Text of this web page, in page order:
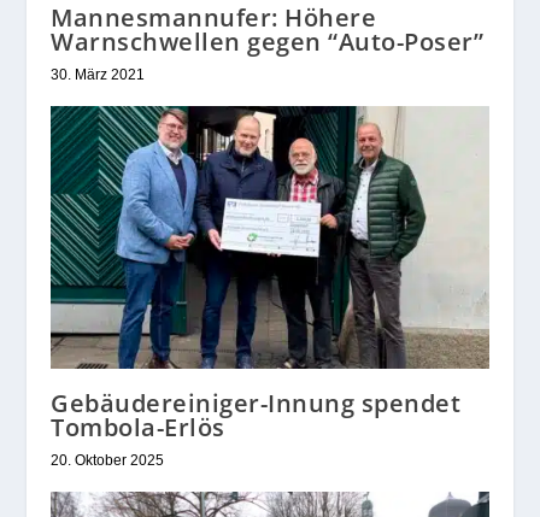
Mannesmannufer: Höhere
Warnschwellen gegen “Auto-Poser”
30. März 2021
Gebäudereiniger-Innung spendet
Tombola-Erlös
20. Oktober 2025